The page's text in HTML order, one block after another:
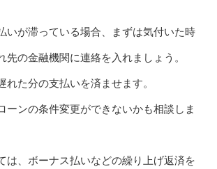
いが滞っている場合、まずは気付いた時
先の金融機関に連絡を入れましょう。
れた分の支払いを済ませます。
ーンの条件変更ができないかも相談しま
は、ボーナス払いなどの繰り上げ返済を